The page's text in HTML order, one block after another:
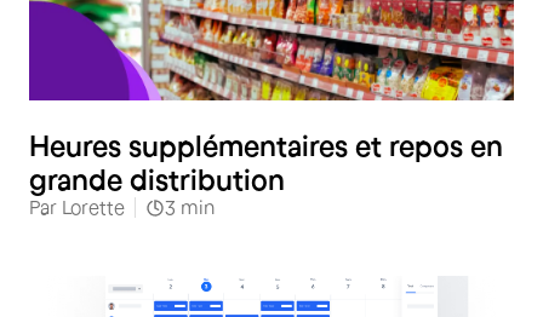
Heures supplémentaires et repos en
grande distribution
Par Lorette 3 min